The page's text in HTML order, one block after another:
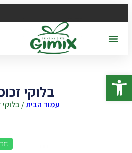
פתח סרגל נגישות
בלוקי
עמוד הבית/ בלוקי